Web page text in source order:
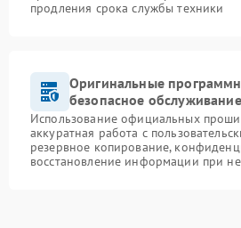
продления срока службы техники
Оригинальные
безопасное
Использование официальных
аккуратная работа с
резервное копирование,
восстановление информации при